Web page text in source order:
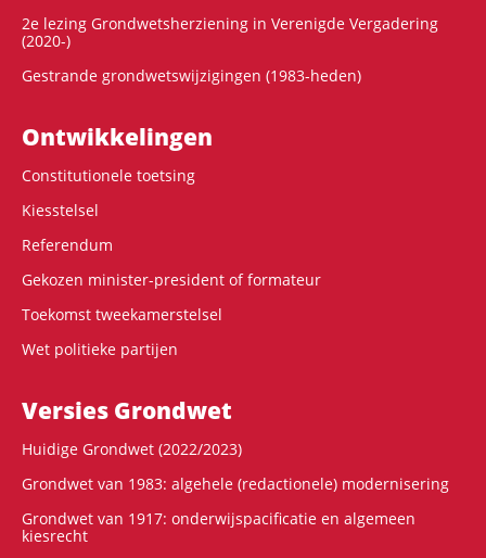
2e lezing Grondwetsherziening in Verenigde Vergadering
(2020-)
Gestrande grondwetswijzigingen (1983-heden)
Ontwikke­lingen
Constitutionele toetsing
Kiesstelsel
Referendum
Gekozen minister-president of formateur
Toekomst tweekamerstelsel
Wet politieke partijen
Versies Grondwet
Huidige Grondwet (2022/2023)
Grondwet van 1983: algehele (redactionele) modernisering
Grondwet van 1917: onderwijspacificatie en algemeen
kiesrecht